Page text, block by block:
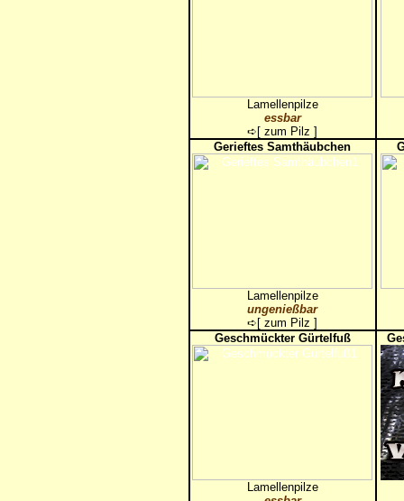
Lamellenpilze
essbar
➪[ zum Pilz ]
Gerieftes Samthäubchen
Lamellenpilze
ungenießbar
➪[ zum Pilz ]
Geschmückter Gürtelfuß
Lamellenpilze